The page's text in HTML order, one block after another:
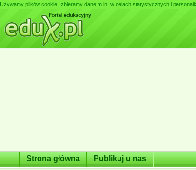
Używamy plików cookie i zbieramy dane m.in. w celach statystycznych i
Strona główna Publikuj u nas